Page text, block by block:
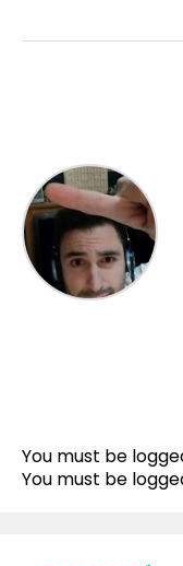
You must be
You must be